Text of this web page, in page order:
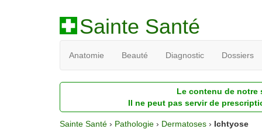
Sainte Santé
Anatomie Beauté Diagnostic Dossiers
Le contenu de notre
Il ne peut pas servir de
Sainte Santé › Pathologie › Dermatoses › Ichtyose